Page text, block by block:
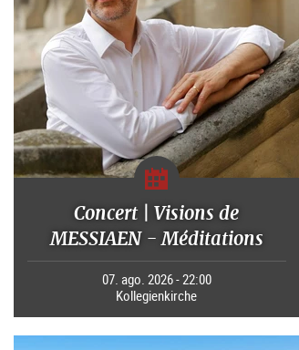
Concert | Visions de
MESSIAEN - Méditations
07. ago. 2026 - 22:00
Kollegienkirche